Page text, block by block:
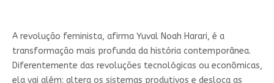
A revolução feminista, afirma Yuval Noah Harari, é a
transformação mais profunda da história contemporânea.
Diferentemente das revoluções tecnológicas ou econômicas,
ela vai além: altera os sistemas produtivos e desloca as